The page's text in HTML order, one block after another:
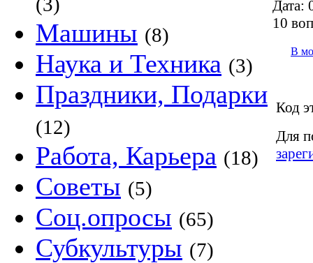
Машины (8)
Наука и Техника (3)
Праздники, Подарки
(12)
Работа, Карьера (18)
Советы (5)
Соц.опросы (65)
Субкультуры (7)
Дата:
10
В
Код
Для